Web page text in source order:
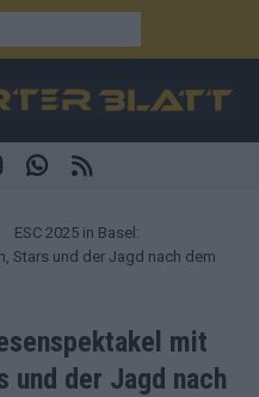
ESC 2025 in Basel:
Stars und der Jagd nach dem
mit
und der Jagd nach